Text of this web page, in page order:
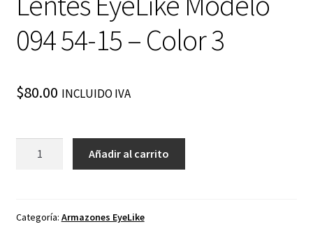
094 54-15 – Color 3
$80.00 INCLUIDO IVA
54-
Añadir al carrito
Categoría: Armazones EyeLike